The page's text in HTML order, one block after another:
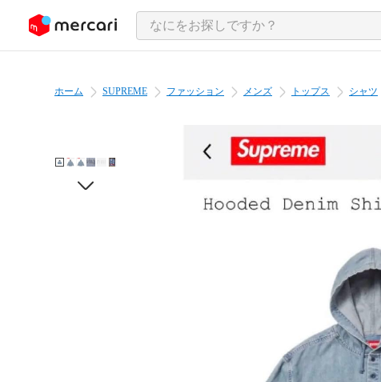
ツにスキップ
ホーム SUPREME ファッション メンズ トップス シャツ